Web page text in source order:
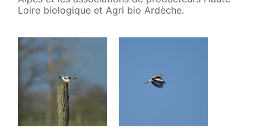
Loire biologique et Agri bio Ardèche.